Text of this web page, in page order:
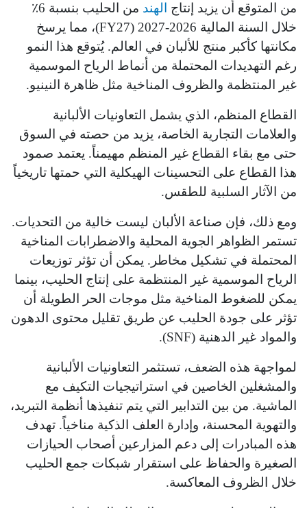
من المتوقع أن يزيد إنتاج الهند
من الحليب بنسبة 6٪
خلال السنة المالية 2026-2027 (FY27)، مما يرسخ
مكانتها كأكبر منتج للألبان في العالم. يُتوقع هذا النمو
رغم التهديدات المحتملة من أنماط الرياح الموسمية
غير المنتظمة والظروف المناخية مثل ظاهرة النينيو.
القطاع المنظم، الذي يشمل التعاونيات الألبانية
والعلامات التجارية الخاصة، يزيد من حصته في السوق
حتى مع بقاء القطاع غير المنظم مهيمناً. يعتمد صمود
هذا القطاع على التحسينات الهيكلية التي حمتها تاريخياً
من الآثار السلبية للطقس.
ومع ذلك، فإن صناعة الألبان ليست خالية من التحديات.
تستمر الظواهر الجوية المحلية والاضطرابات المناخية
المحتملة في تشكيل مخاطر. يمكن أن تؤثر توزيعات
الرياح الموسمية غير المنتظمة على إنتاج الحليب، بينما
يمكن للضغوط المناخية مثل موجات الحر الطويلة أن
تؤثر على جودة الحليب عن طريق تقليل محتوى الدهون
والمواد غير الدهنية (SNF).
لمواجهة هذه الضعف، تستثمر التعاونيات الألبانية
والمشغلين الخاصين في استراتيجيات التكيف مع
الماشية. من بين التدابير التي يتم تنفيذها أنظمة التبريد،
والتهوية المحسنة، وإدارة العلف الذكية مناخياً. تهدف
هذه المبادرات إلى دعم المزارعين أصحاب الحيازات
الصغيرة والحفاظ على استقرار شبكات جمع الحليب
خلال الظروف المعاكسة.